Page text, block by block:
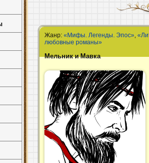
Жанр:«Мифы. Легенды. Эпос»,
любовные романы»
Мельник и Мавка